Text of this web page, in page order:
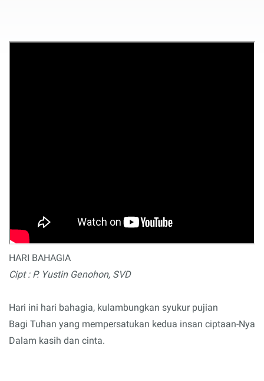
HARI BAHAGIA
Cipt : P. Yustin Genohon, SVD
Hari ini hari bahagia, kulambungkan syukur pujian
Bagi Tuhan yang mempersatukan kedua insan ciptaan-Nya
Dalam kasih dan cinta.